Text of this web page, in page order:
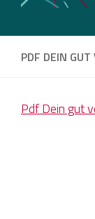
PDF DEIN
Pdf Dein gut